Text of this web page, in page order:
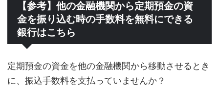
【参考】他の金融機関から定期預金の資
金を振り込む時の手数料を無料にできる
銀行はこちら
定期預金の資金を他の金融機関から移動させるとき
に、振込手数料を支払っていませんか？